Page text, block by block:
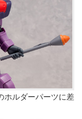
ホルダーパーツに差